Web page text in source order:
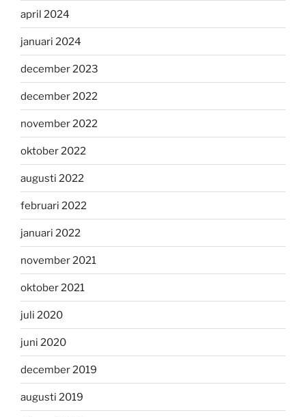
april 2024
januari 2024
december 2023
december 2022
november 2022
oktober 2022
augusti 2022
februari 2022
januari 2022
november 2021
oktober 2021
juli 2020
juni 2020
december 2019
augusti 2019